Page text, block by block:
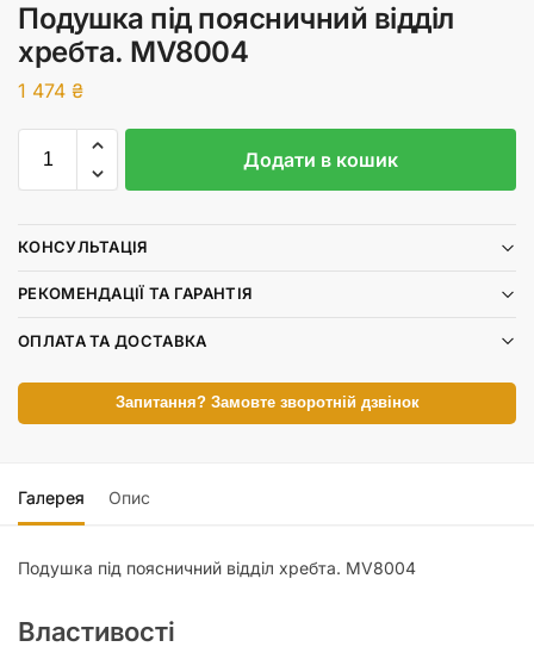
Подушка під поясничний відділ
хребта. MV8004
1 474 ₴
Додати в кошик
КОНСУЛЬТАЦІЯ
РЕКОМЕНДАЦІЇ ТА ГАРАНТІЯ
ОПЛАТА ТА ДОСТАВКА
Запитання? Замовте зворотній дзвінок
Галерея Опис
Подушка під поясничний відділ хребта. MV8004
Властивості